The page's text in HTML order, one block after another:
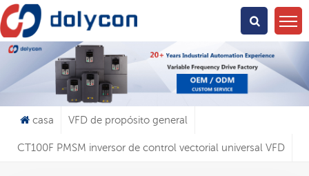
¿Qué Buscas?
casa VFD de propósito general
CT100F PMSM inversor de control vectorial universal VFD